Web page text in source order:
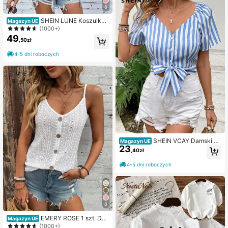
8
Magazyn UE SHEIN LUNE Koszulka
w paski
(1000+)
49 ,50zł
4-5 dni roboczych
8
Magazyn UE EMERY ROSE 1 szt. Da
mski top z odkrytymi plecami, w sty
(1000+)
Magazyn UE SHEIN VCAY Damski W
paski Bluzki Z Wiązane Obszycie
23 ,40zł
4-5 dni roboczych